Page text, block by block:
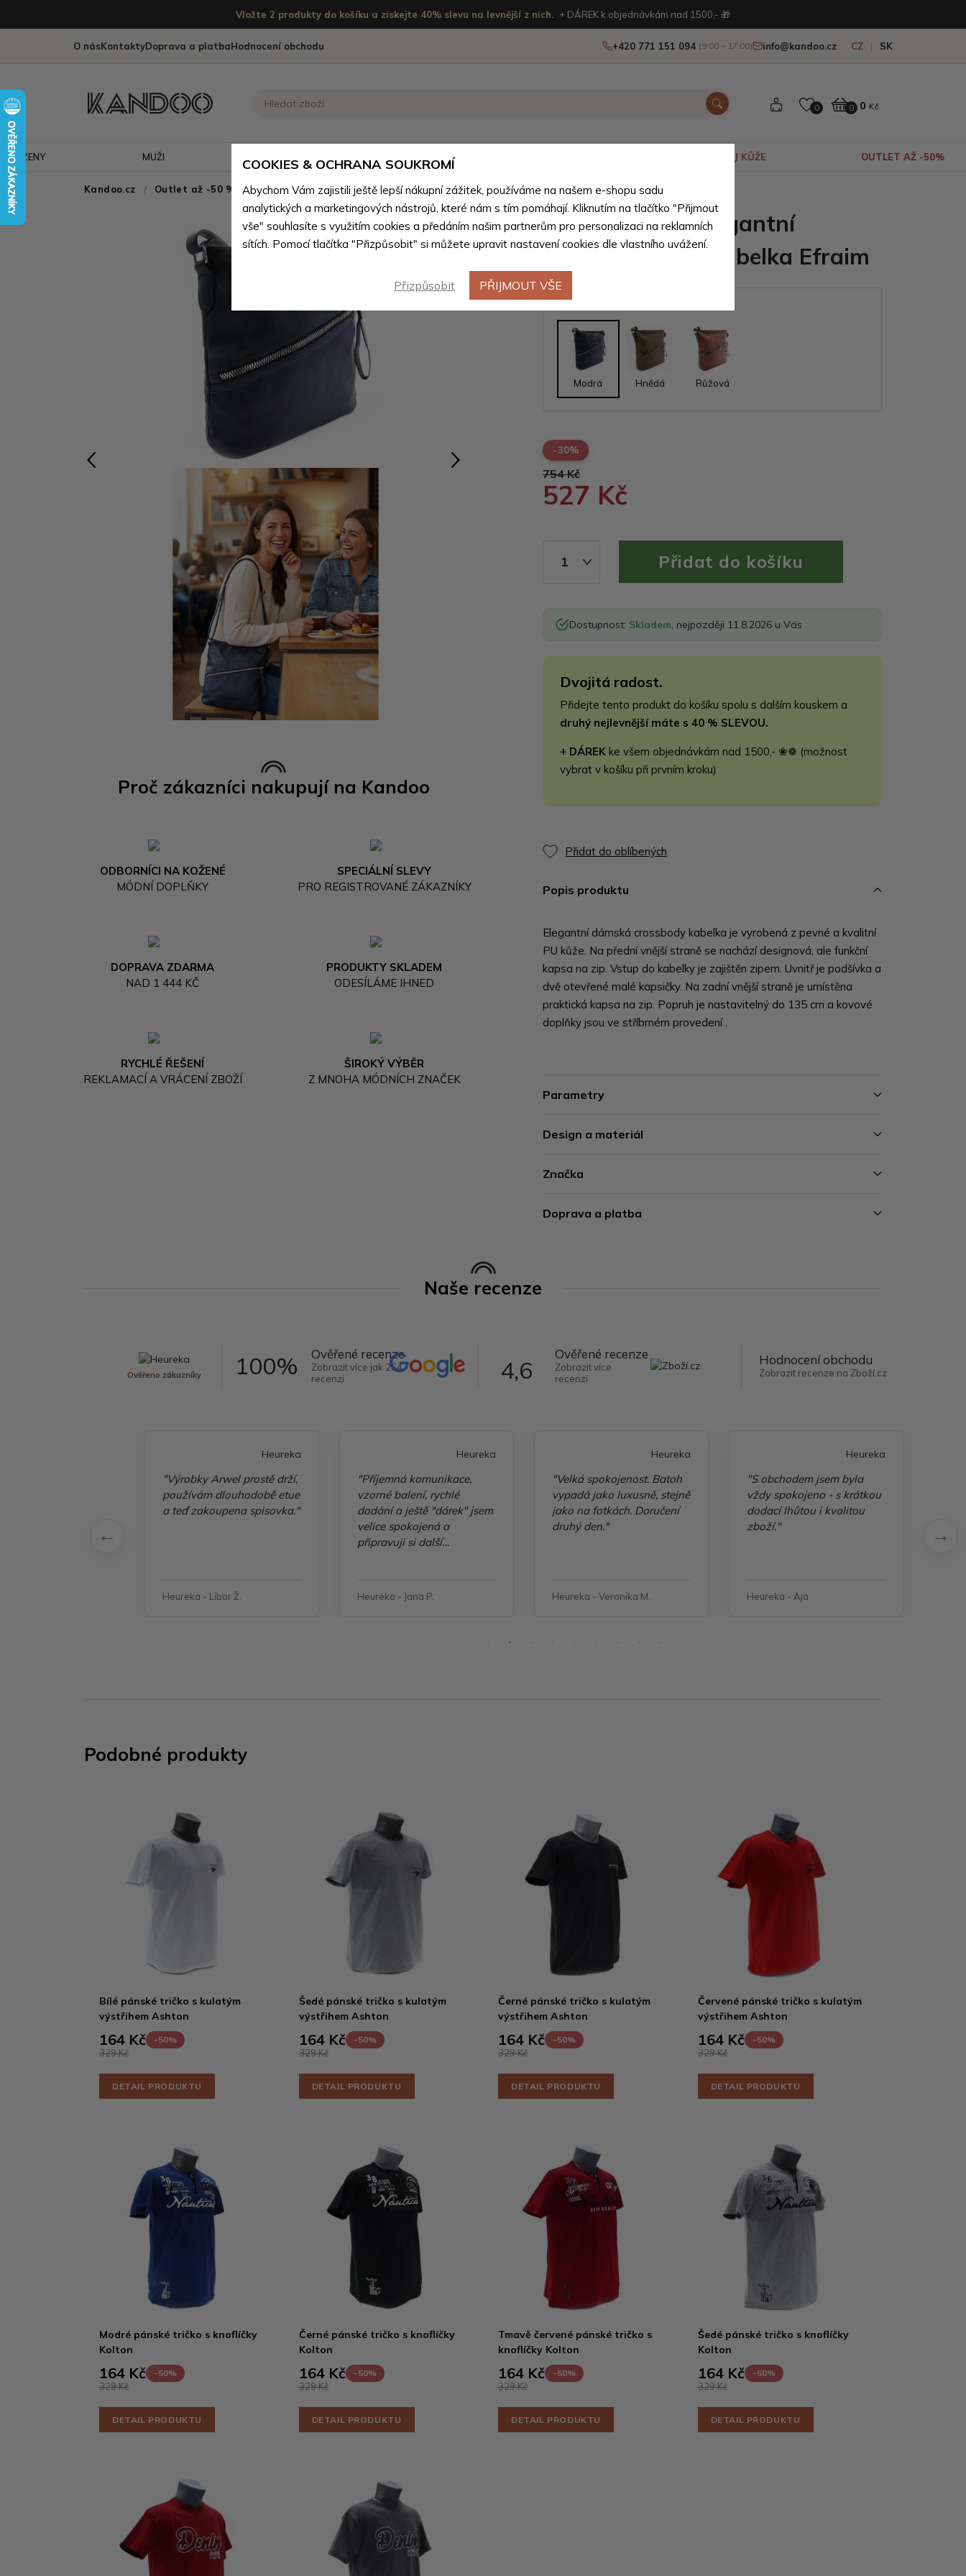
Vložte 2 produkty do košíku a získejte 40% slevu na levnější z nich. + DÁREK k objednávkám nad 1500,- 🎁
O násKontaktyDoprava a platbaHodnocení obchodu +420 771 151 094 (9:00 – 17:00) info@kandoo.cz CZ SK
0 0 0 Kč
ŽENY MUŽI VÝPRODEJ KŮŽE OUTLET AŽ -50%
Kandoo.cz Outlet až -50 % - doprodej nekoženého zboží
Proč zákazníci nakupují na Kandoo
ODBORNÍCI NA KOŽENÉ
MÓDNÍ DOPLŇKY
SPECIÁLNÍ SLEVY
PRO REGISTROVANÉ ZÁKAZNÍKY
DOPRAVA ZDARMA
NAD 1 444 KČ
PRODUKTY SKLADEM
ODESÍLÁME IHNED
RYCHLÉ ŘEŠENÍ
REKLAMACÍ A VRÁCENÍ ZBOŽÍ
ŠIROKÝ VÝBĚR
Z MNOHA MÓDNÍCH ZNAČEK
Tmavě modrá elegantní
dámská zipová kabelka Efraim
Barevné varianty
Modrá Hnědá Růžová
-30%
754 Kč
527 Kč
1
Dostupnost: Skladem , nejpozději 11.8.2026 u Vás
Dvojitá radost.
Přidejte tento produkt do košíku spolu s dalším kouskem a
druhý nejlevnější máte s 40 % SLEVOU.
+ DÁREK ke všem objednávkám nad 1500,- ❀❁ (možnost
vybrat v košíku při prvním kroku)
Přidat do oblíbených
Popis produktu
Elegantní dámská crossbody kabelka je vyrobená z pevné a kvalitní
PU kůže. Na přední vnější straně se nachází designová, ale funkční
kapsa na zip. Vstup do kabelky je zajištěn zipem. Uvnitř je podšívka a
dvě otevřené malé kapsičky. Na zadní vnější straně je umístěna
praktická kapsa na zip. Popruh je nastavitelný do 135 cm a kovové
doplňky jsou ve stříbrném provedení .
Parametry
Design a materiál
Značka
Doprava a platba
Naše recenze
Ověřeno zákazníky 100% Ověřené recenze
Zobrazit více jak 264
recenzí
4,6
Ověřené recenze
Zobrazit více
recenzí
Hodnocení obchodu
Zobrazit recenze na Zboží.cz
Heureka
"Výrobky Arwel prostě drží,
používám dlouhodobě etue
a teď zakoupena spisovka."
Heureka - Libor Ž.
Heureka
"Příjemná komunikace,
vzorné balení, rychlé
dodání a ještě "dárek" jsem
velice spokojená a
připravuji si další
Heureka - Jana P.
Heureka
"Velká spokojenost. Batoh
vypadá jako luxusně, stejně
jako na fotkách. Doručení
druhý den."
Heureka - Veronika M.
Heureka
"S obchodem jsem byla
vždy spokojena - s krátkou
dodací lhůtou i kvalitou
zboží."
Heureka - Aja
Podobné produkty
Bílé pánské tričko s kulatým
výstřihem Ashton
164 Kč -50%
329 Kč
DETAIL PRODUKTU
Šedé pánské tričko s kulatým
výstřihem Ashton
164 Kč -50%
329 Kč
DETAIL PRODUKTU
Černé pánské tričko s kulatým
výstřihem Ashton
164 Kč -50%
329 Kč
DETAIL PRODUKTU
Červené pánské tričko s kulatým
výstřihem Ashton
164 Kč -50%
329 Kč
DETAIL PRODUKTU
Modré pánské tričko s knoflíčky
Kolton
164 Kč -50%
329 Kč
DETAIL PRODUKTU
Černé pánské tričko s knoflíčky
Kolton
164 Kč -50%
329 Kč
DETAIL PRODUKTU
Tmavě červené pánské tričko s
knoflíčky Kolton
164 Kč -50%
329 Kč
DETAIL PRODUKTU
Šedé pánské tričko s knoflíčky
Kolton
164 Kč -50%
329 Kč
DETAIL PRODUKTU
COOKIES & OCHRANA SOUKROMÍ
Abychom Vám zajistili ještě lepší nákupní zážitek, používáme na našem e-shopu sadu
analytických a marketingových nástrojů, které nám s tím pomáhají. Kliknutím na tlačítko "Přijmout
vše" souhlasíte s využitím cookies a předáním našim partnerům pro personalizaci na reklamních
sítích. Pomocí tlačítka "Přizpůsobit" si můžete upravit nastavení cookies dle vlastního uvážení.
Přizpůsobit PŘIJMOUT VŠE